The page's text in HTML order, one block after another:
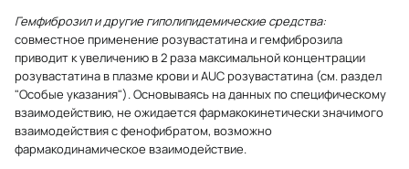
Гемфиброзил и другие гиполипидемические средства:
совместное применение розувастатина и гемфиброзила
приводит к увеличению в 2 раза максимальной концентрации
розувастатина в плазме крови и AUC розувастатина (см. раздел
"Особые указания"). Основываясь на данных по специфическому
взаимодействию, не ожидается фармакокинетически значимого
взаимодействия с фенофибратом, возможно
фармакодинамическое взаимодействие.